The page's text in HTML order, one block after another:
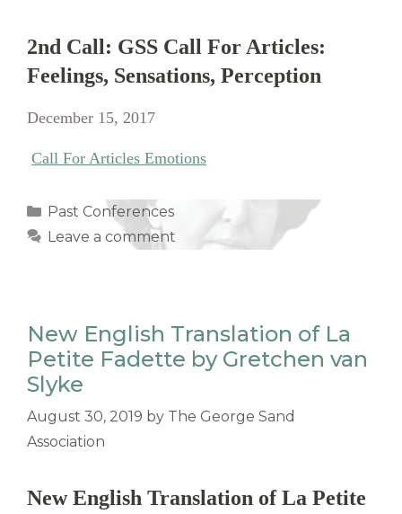
2nd Call: GSS Call For Articles:
Feelings, Sensations, Perception
December 15, 2017
Call For Articles Emotions
Categories
Past Conferences
Leave a comment
New English Translation of La
Petite Fadette by Gretchen van
Slyke
August 30, 2019 by The George Sand
Association
New English Translation of La Petite